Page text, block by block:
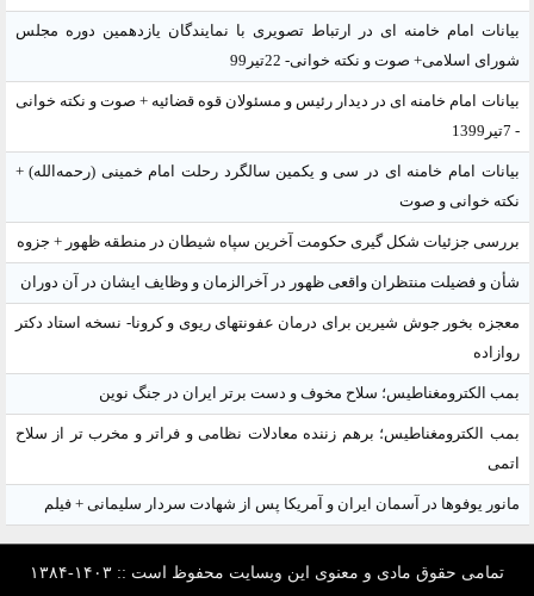
بیانات امام خامنه ای در ارتباط تصویری با نمایندگان یازدهمین دوره مجلس
شورای اسلامی+ صوت و نکته خوانی- 22تیر99
بیانات امام خامنه ای در دیدار رئیس و مسئولان قوه قضائیه + صوت و نکته خوانی
- 7تیر1399
بیانات امام خامنه ای در سی و یکمین سالگرد رحلت امام خمینی (رحمه‌الله) +
نکته خوانی و صوت
بررسی جزئیات شکل گیری حکومت آخرین سپاه شیطان در منطقه ظهور + جزوه
شأن و فضیلت منتظران واقعی ظهور در آخرالزمان و وظایف ایشان در آن دوران
معجزه بخور جوش شیرین برای درمان عفونتهای ریوی و کرونا- نسخه استاد دکتر
روازاده
بمب الکترومغناطیس؛ سلاح مخوف و دست برتر ایران در جنگ نوین
بمب الکترومغناطیس؛ برهم زننده معادلات نظامی و فراتر و مخرب تر از سلاح
اتمی
مانور یوفوها در آسمان ایران و آمریکا پس از شهادت سردار سلیمانی + فیلم
تمامی حقوق مادی و معنوی این وبسایت محفوظ است :: ۱۴۰۳-۱۳۸۴